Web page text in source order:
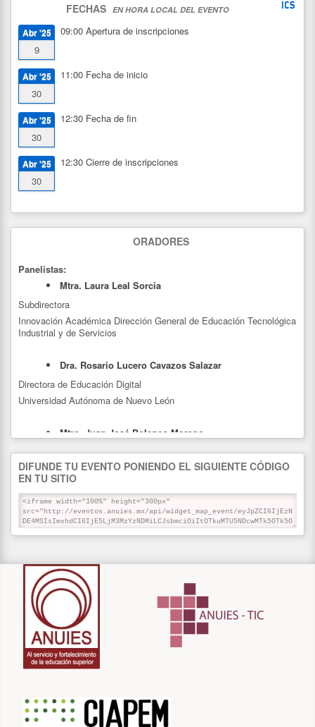
FECHAS EN HORA LOCAL DEL EVENTO
Abr '25
9
09:00 Apertura de inscripciones
Abr '25
30
11:00 Fecha de inicio
Abr '25
30
12:30 Fecha de fin
Abr '25
30
12:30 Cierre de inscripciones
ORADORES
Panelistas:
Mtra. Laura Leal Sorcia
Subdirectora
Innovación Académica Dirección General de Educación Tecnológica
Industrial y de Servicios
Dra. Rosario Lucero Cavazos Salazar
Directora de Educación Digital
Universidad Autónoma de Nuevo León
Mtro. Juan José Polanco Moreno
Docente
CETIS 31 "Leona Vicario"
DIFUNDE TU EVENTO PONIENDO EL SIGUIENTE CÓDIGO
EN TU SITIO
PATROCINADORES